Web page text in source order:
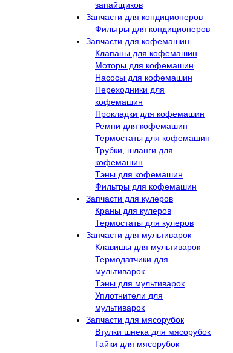
запайщиков
Запчасти для кондиционеров
Фильтры для кондиционеров
Запчасти для кофемашин
Клапаны для кофемашин
Моторы для кофемашин
Насосы для кофемашин
Переходники для
кофемашин
Прокладки для кофемашин
Ремни для кофемашин
Термостаты для кофемашин
Трубки, шланги для
кофемашин
Тэны для кофемашин
Фильтры для кофемашин
Запчасти для кулеров
Краны для кулеров
Термостаты для кулеров
Запчасти для мультиварок
Клавишы для мультиварок
Термодатчики для
мультиварок
Тэны для мультиварок
Уплотнители для
мультиварок
Запчасти для мясорубок
Втулки шнека для мясорубок
Гайки для мясорубок